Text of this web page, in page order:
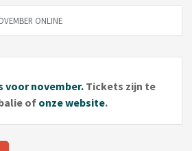
ONLINE
voor november. Tickets zijn te
of onze website.